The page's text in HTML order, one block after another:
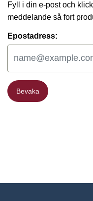
Fyll i din e-post och
meddelande så fort
Epostadress:
Bevaka
Bevaka